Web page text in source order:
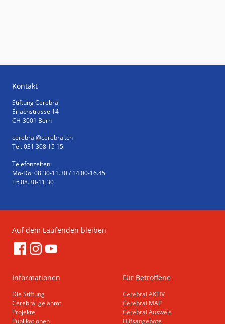
Kontakt
Stiftung Cerebral
Erlachstrasse 14
CH-3001 Bern
cerebral@cerebral.ch
Tel. 031 308 15 15
Telefonzeiten:
Mo-Do: 08.30-11.30 / 14.00-16.45
Fr: 08.30-11.30
Auf dem Laufenden bleiben
Informationen
Die Stiftung
Cerebral gelähmt
Projekte
Publikationen
Für Betroffene
Cerebral AKTIV
Cerebral MAP
Cerebral Ausweis
Hilfsangebote